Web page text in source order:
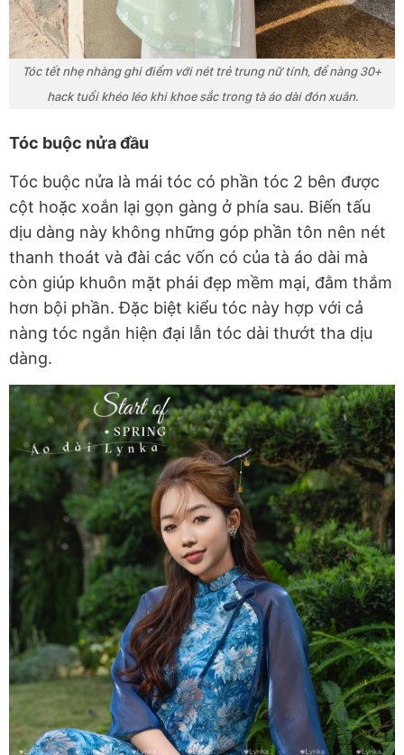
Tóc tết nhẹ nhàng ghi điểm với nét trẻ trung nữ tính, để nàng 30+
hack tuổi khéo léo khi khoe sắc trong tà áo dài đón xuân.
Tóc buộc nửa đầu
Tóc buộc nửa là mái tóc có phần tóc 2 bên được
cột hoặc xoắn lại gọn gàng ở phía sau. Biến tấu
dịu dàng này không những góp phần tôn nên nét
thanh thoát và đài các vốn có của tà áo dài mà
còn giúp khuôn mặt phái đẹp mềm mại, đằm thắm
hơn bội phần. Đặc biệt kiểu tóc này hợp với cả
nàng tóc ngắn hiện đại lẫn tóc dài thướt tha dịu
dàng.